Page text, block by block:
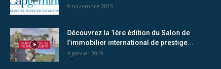
9 novembre 2015
Découvrez la 1ère édition du Salon de
l’immobilier international de prestige...
4 janvier 2019